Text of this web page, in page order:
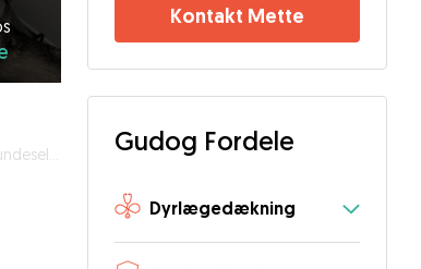
Kontakt Mette
Gudog Fordele
Dyrlægedækning